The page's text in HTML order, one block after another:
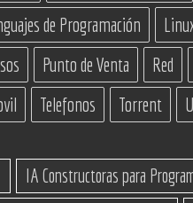
de Programación
Punto de Venta Red
Telefonos Torrent